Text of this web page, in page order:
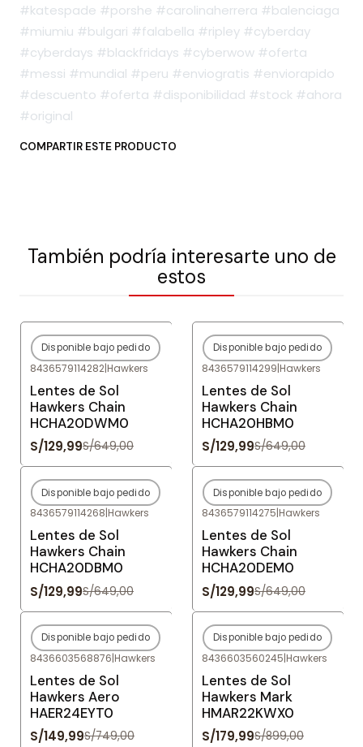
#katespade #porshe #carolinaherrera #balenciaga
#miumiu #bulgari #falabella #ripley #cyberday
#cyberdays #blackfridays #cyberwow #oferta
#messi #mundial #peru #enviogratis #enviorapido
#descuento #oferta #disponibilidad #stock #ahora
#original
COMPARTIR ESTE PRODUCTO
También podría interesarte uno de
estos
-80%OFF
Agotado
Disponible bajo pedido
8436579114282|Hawkers
Lentes de Sol
Hawkers Chain
HCHA20DWM0
S/129,99S/649,00
-80%OFF
Agotado
Disponible bajo pedido
8436579114299|Hawkers
Lentes de Sol
Hawkers Chain
HCHA20HBM0
S/129,99S/649,00
-80%OFF
Agotado
Disponible bajo pedido
8436579114268|Hawkers
Lentes de Sol
Hawkers Chain
HCHA20DBM0
S/129,99S/649,00
-80%OFF
Agotado
Disponible bajo pedido
8436579114275|Hawkers
Lentes de Sol
Hawkers Chain
HCHA20DEM0
S/129,99S/649,00
-80%OFF
Agotado
Disponible bajo pedido
8436603568876|Hawkers
Lentes de Sol
Hawkers Aero
HAER24EYT0
S/149,99S/749,00
-80%OFF
Agotado
Disponible bajo pedido
8436603560245|Hawkers
Lentes de Sol
Hawkers Mark
HMAR22KWX0
S/179,99S/899,00